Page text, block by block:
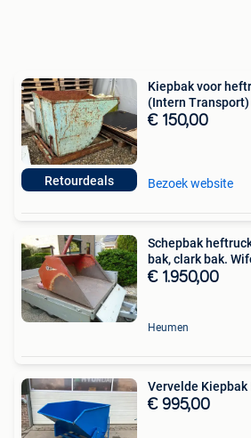
Retourdeals
Kiepbak voor
(Intern Transport)
€ 150,00
Bezoek website
Schepbak
bak, clark bak.
€ 1.950,00
Heumen
Vervelde
€ 995,00